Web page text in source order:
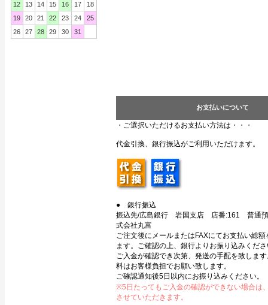
12 13 14 15 16 17
18
19
20 21 22 23 24
25
26
27 28 29 30 31
お支払いについて
・ご選択いただけるお支払い方法は・・・
代金引換、銀行振込がご利用いただけます。
● 銀行振込
振込先/広島銀行 岩国支店 店番:161 普通
式会社丸富
ご注文後にメールまたはFAXにてお支払い総
ます。ご確認の上、銀行よりお振り込みくだ
ご入金が確認でき次第、発送の手配を致しま
料はお客様負担でお願い致します。
ご確認通知後5日以内にお振り込みください。
※5日たってもご入金の確認ができない場合は
させていただきます。